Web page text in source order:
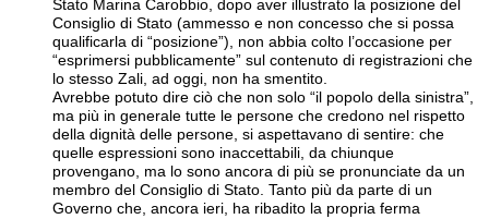
Stato Marina Carobbio, dopo aver illustrato la posizione del
Consiglio di Stato (ammesso e non concesso che si possa
qualificarla di “posizione”), non abbia colto l’occasione per
“esprimersi pubblicamente” sul contenuto di registrazioni che
lo stesso Zali, ad oggi, non ha smentito.
Avrebbe potuto dire ciò che non solo “il popolo della sinistra”,
ma più in generale tutte le persone che credono nel rispetto
della dignità delle persone, si aspettavano di sentire: che
quelle espressioni sono inaccettabili, da chiunque
provengano, ma lo sono ancora di più se pronunciate da un
membro del Consiglio di Stato. Tanto più da parte di un
Governo che, ancora ieri, ha ribadito la propria ferma